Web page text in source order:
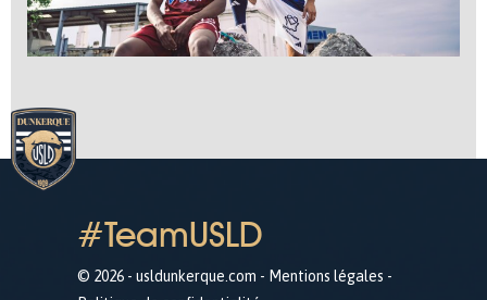
#TeamUSLD
© 2026 - usldunkerque.com - Mentions légales -